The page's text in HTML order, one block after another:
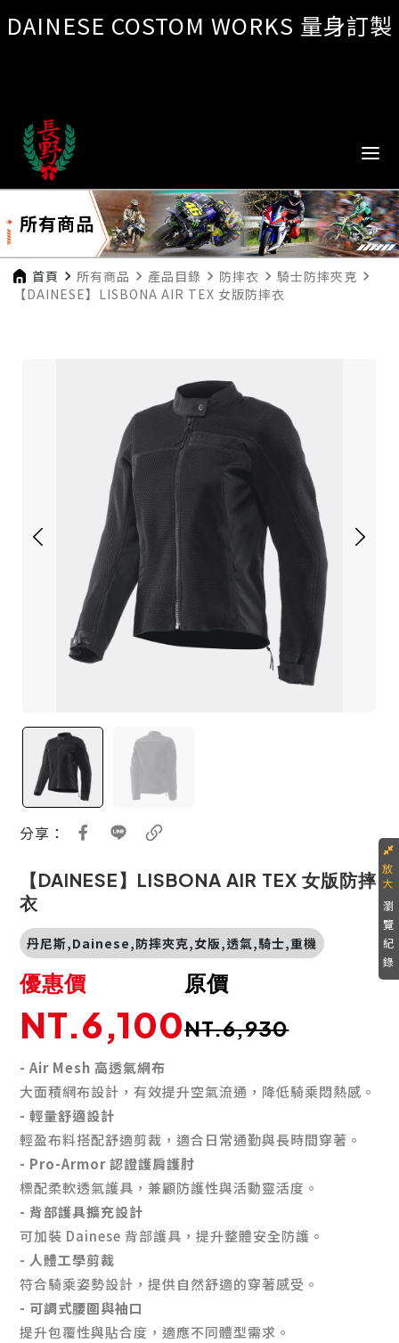
DAINESE COSTOM WORKS 量身訂製
所有商品
首頁 navigate_next 所有商品 navigate_next 產品目錄 navigate_next 防摔衣 navigate_next 騎士防摔夾克 navigate_next
【DAINESE】LISBONA AIR TEX 女版防摔衣
分享：
【DAINESE】LISBONA AIR TEX 女版防摔
衣
丹尼斯,Dainese,防摔夾克,女版,透氣,騎士,重機
原價
NT.6,930
優惠價
NT.6,100
- Air Mesh 高透氣網布
大面積網布設計，有效提升空氣流通，降低騎乘悶熱感。
- 輕量舒適設計
輕盈布料搭配舒適剪裁，適合日常通勤與長時間穿著。
- Pro-Armor 認證護肩護肘
標配柔軟透氣護具，兼顧防護性與活動靈活度。
- 背部護具擴充設計
可加裝 Dainese 背部護具，提升整體安全防護。
- 人體工學剪裁
符合騎乘姿勢設計，提供自然舒適的穿著感受。
- 可調式腰圍與袖口
提升包覆性與貼合度，適應不同體型需求。
瀏
覽
紀
錄